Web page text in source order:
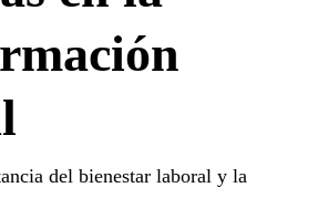
del bienestar laboral y la